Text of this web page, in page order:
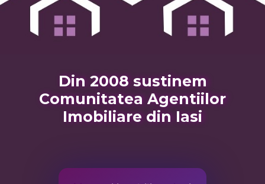
Din 2008 sustinem
Comunitatea Agentiilor
Imobiliare din Iasi